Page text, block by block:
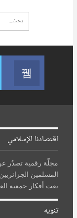
اقتصادنا الإسلامي
مجلّة رقمية تصدُر
المسلمين
بعث أفكار جمعية
تنويه